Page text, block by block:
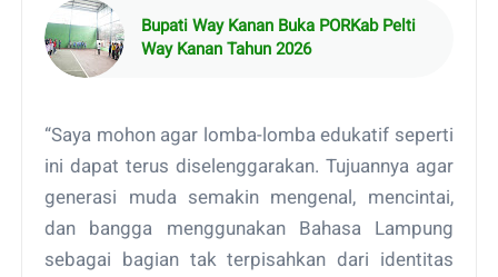
Bupati Way Kanan Buka PORKab Pelti
Way Kanan Tahun 2026
“Saya mohon agar lomba-lomba edukatif seperti
ini dapat terus diselenggarakan. Tujuannya agar
generasi muda semakin mengenal, mencintai,
dan bangga menggunakan Bahasa Lampung
sebagai bagian tak terpisahkan dari identitas